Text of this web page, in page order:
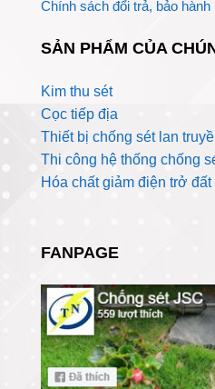
Chính sách đổi trả, bảo hành
SẢN PHẨM CỦA
Kim thu sét
Cọc tiếp địa
Thiết bị chống sét lan
Thi công hệ thống chống
Hóa chất giảm điện trở đất
FANPAGE